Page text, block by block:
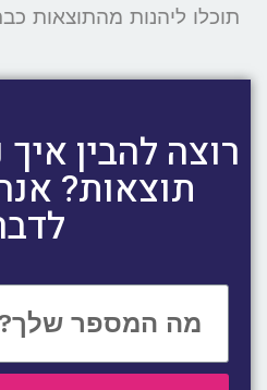
תוכלו ליהנות מהתוצאות
רוצה להבין
תוצאות?